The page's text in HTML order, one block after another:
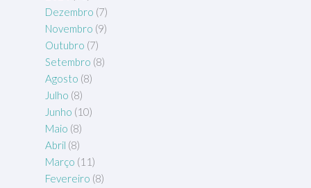
Dezembro (7)
Novembro (9)
Outubro (7)
Setembro (8)
Agosto (8)
Julho (8)
Junho (10)
Maio (8)
Abril (8)
Março (11)
Fevereiro (8)